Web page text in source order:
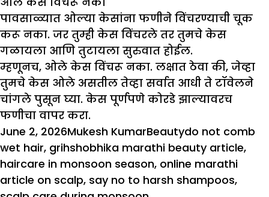
पावसाळ्यात ओल्या केसांना फणीने विंचरण्याची चूक
करू नका. जर तुम्ही केस विंचरले तर तुमचे केस
गळायला आणि तुटायला सुरुवात होईल.
म्हणूनच, ओले केस विंचरू नका. लक्षात ठेवा की, जेव्हा
तुमचे केस ओले असतील तेव्हा सर्वात आधी ते टॉवेलने
चांगले पुसून घ्या. केस पूर्णपणे कोरडे झाल्यावरच
फणीचा वापर करा.
Posted
on
June 2, 2026Author
Mukesh KumarCategories
BeautyTags
do not comb
wet hair, grihshobhika marathi beauty article,
haircare in monsoon season, online marathi
article on scalp, say no to harsh shampoos,